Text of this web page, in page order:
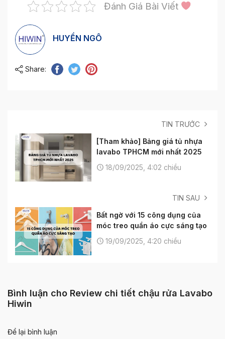
Đánh Giá Bài Viết
HUYỀN NGÔ
Share:
TIN TRƯỚC
[Tham khảo] Bảng giá tủ nhựa
lavabo TPHCM mới nhất 2025
18/09/2025, 4:02 chiều
TIN SAU
Bất ngờ với 15 công dụng của
móc treo quần áo cực sáng tạo
19/09/2025, 4:20 chiều
Bình luận cho Review chi tiết chậu rửa Lavabo
Hiwin
Để lại bình luận